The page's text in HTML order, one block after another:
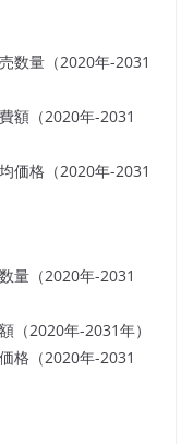
数量（2020年-2031
額（2020年-2031
価格（2020年-2031
量（2020年-2031
（2020年-2031年）
格（2020年-2031